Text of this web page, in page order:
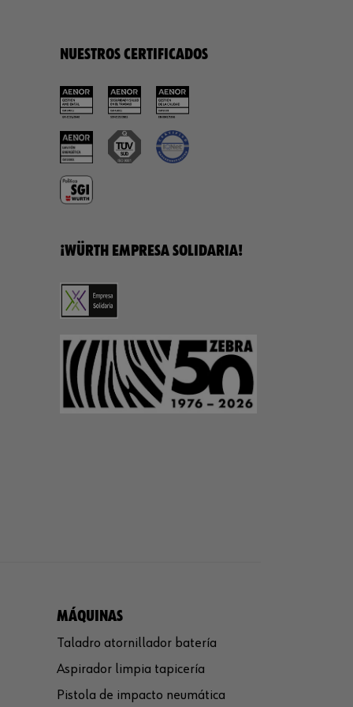
NUESTROS CERTIFICADOS
¡WÜRTH EMPRESA SOLIDARIA!
MÁQUINAS
Taladro atornillador batería
Aspirador limpia tapicería
Pistola de impacto neumática